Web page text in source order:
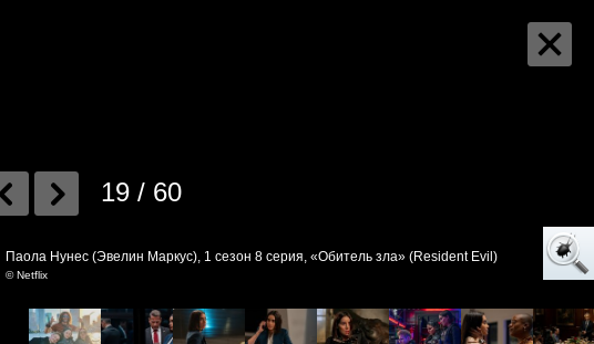
19 / 60
Паола Нунес (Эвелин Маркус), 1 сезон 8 серия, «Обитель зла» (Resident Evil)
© Netflix